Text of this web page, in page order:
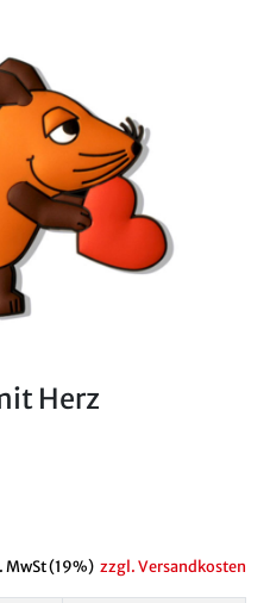
Herz
MwSt (19%) zzgl. Versandkosten